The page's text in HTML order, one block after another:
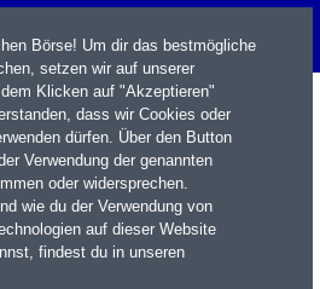
Börse! Um dir das bestmögliche
setzen wir auf unserer
Klicken auf "Akzeptieren"
dass wir Cookies oder
dürfen. Über den Button
Verwendung der genannten
oder widersprechen.
wie du der Verwendung von
auf dieser Website
findest du in unseren